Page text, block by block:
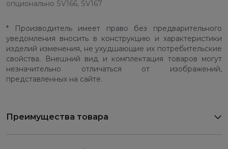
опционально SV166, SV167
* Производитель имеет право без предварительного
уведомления вносить в конструкцию и характеристики
изделий изменения, не ухудшающие их потребительские
свойства. Внешний вид и комплектация товаров могут
незначительно отличаться от изображений,
представленных на сайте.
Преимущества товара